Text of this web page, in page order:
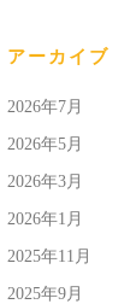
アーカイブ
2026年7月
2026年5月
2026年3月
2026年1月
2025年11月
2025年9月